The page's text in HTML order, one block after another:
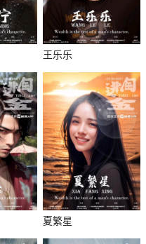
王乐乐
夏繁星